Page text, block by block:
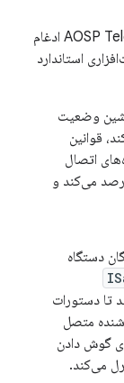
پشته ماهواره تلفنی مستقیماً در چارچوب AOSP Telephony ادغام
استاندارد
وضعیت
قوانین
اتصال
رصد می‌کند و
دستگاه
کنند تا دستورات
متصل
گوش دادن
می‌کند.